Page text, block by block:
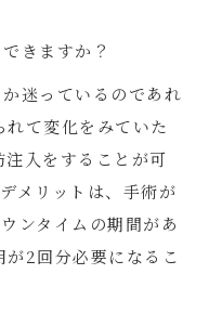
きますか？
迷っているのであれ
て変化をみていた
入をすることが可
メリットは、手術が
ンタイムの期間があ
2回分必要になるこ